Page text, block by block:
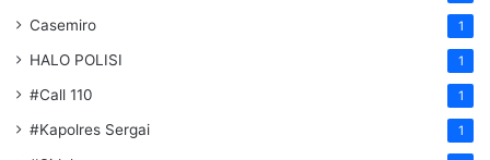
Casemiro 1
HALO POLISI 1
#Call 110 1
#Kapolres Sergai 1